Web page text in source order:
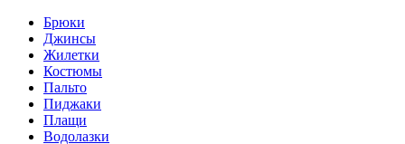
Брюки
Джинсы
Жилетки
Костюмы
Пальто
Пиджаки
Плащи
Водолазки